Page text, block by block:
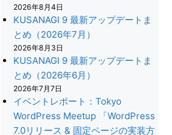
2026年8月4日
KUSANAGI 9 最新アップデートま
とめ（2026年7月）
2026年8月3日
KUSANAGI 9 最新アップデートま
とめ（2026年6月）
2026年7月7日
イベントレポート：Tokyo
WordPress Meetup 「WordPress
7.0リリース & 固定ページの実装方